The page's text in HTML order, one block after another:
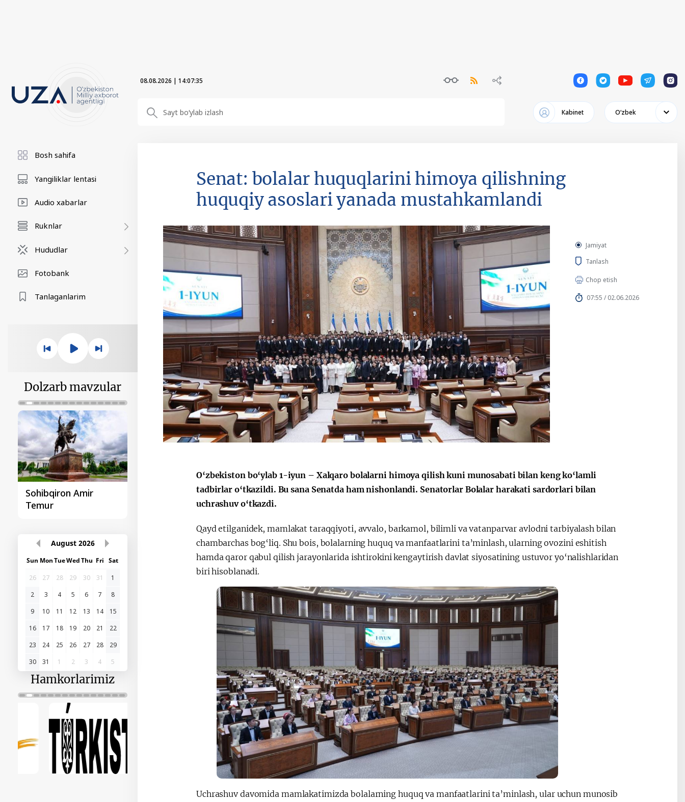
08.08.2026 | 14:07:36 1 1 1 1 1
Кabinet Oʻzbek
Bosh sahifa
Yangiliklar lentasi
Audio xabarlar
Ruknlar
Hududlar
Fotobank
Tanlaganlarim
Dolzarb mavzular
Sohibqiron Amir
Temur
O‘zbekiston va
Paragvay hamkorligi
Huquqiy targʻibot
O‘zbekiston va
Oʻzbekiston va
August 2026
Sun MonTueWedThu Fri Sat
26
27 28 29 30 31
1
2
3 4 5 6 7
8
9
10 11 12 13 14
15
16
17 18 19 20 21
22
23
24 25 26 27 28
29
30
31 1 2 3 4 5
Hamkorlarimiz
Senat: bolalar huquqlarini himoya qilishning
huquqiy asoslari yanada mustahkamlandi
Jamiyat
Tanlash
Chop etish
07:55 / 02.06.2026
O‘zbekiston bo‘ylab 1-iyun – Xalqaro bolalarni himoya qilish kuni munosabati bilan keng ko‘lamli
tadbirlar o‘tkazildi. Bu sana Senatda ham nishonlandi. Senatorlar Bolalar harakati sardorlari bilan
uchrashuv o‘tkazdi.
Qayd etilganidek, mamlakat taraqqiyoti, avvalo, barkamol, bilimli va vatanparvar avlodni tarbiyalash bilan
chambarchas bog‘liq. Shu bois, bolalarning huquq va manfaatlarini ta’minlash, ularning ovozini eshitish
hamda qaror qabul qilish jarayonlarida ishtirokini kengaytirish davlat siyosatining ustuvor yo‘nalishlaridan
biri hisoblanadi.
Uchrashuv davomida mamlakatimizda bolalarning huquq va manfaatlarini ta’minlash, ular uchun munosib